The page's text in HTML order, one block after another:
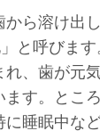
ら溶け出
と呼びま
、歯が元
す。とこ
睡眠中な